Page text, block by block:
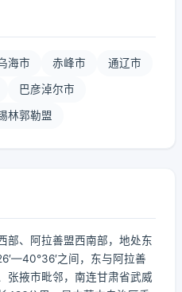
海市 赤峰市 通辽市
巴彦淖尔市
林郭勒盟
部、阿拉善盟西南部，地处东
之间，东与阿拉善
张掖市毗邻，南连甘肃省武威